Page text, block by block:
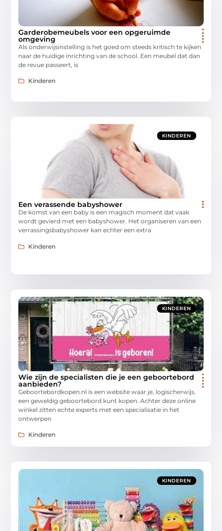
Garderobemeubels voor een opgeruimde
omgeving
Als onderwijsinstelling is het goed om steeds kritisch te kijken
naar de huidige inrichting van de school. Een meubel dat dan
de revue passeert, is
Kinderen
KINDEREN
Een verassende babyshower
De komst van een baby is een magisch moment dat vaak
wordt gevierd met een babyshower. Het organiseren van een
verrassingsbabyshower kan echter een extra
Kinderen
KINDEREN
Wie zijn de specialisten die je een geboortebord
aanbieden?
Geboortebordkopen.nl is een website waar je, logischerwijs,
een geweldig geboortebord kunt kopen. Achter deze online
winkel zitten echte experts met een specialisatie in het
ontwerpen
Kinderen
KINDEREN